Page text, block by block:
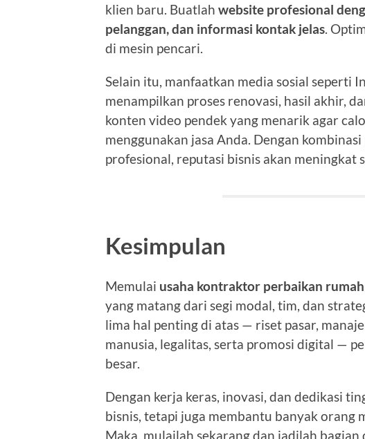
klien baru. Buatlah website profesional
pelanggan, dan informasi kontak jelas .
di mesin pencari.
Selain itu, manfaatkan media sosial seperti
menampilkan proses renovasi, hasil akhir,
konten video pendek yang menarik agar
menggunakan jasa Anda. Dengan
profesional, reputasi bisnis akan meningkat
Kesimpulan
Memulai usaha kontraktor perbaikan
yang matang dari segi modal, tim, dan
lima hal penting di atas — riset pasar,
manusia, legalitas, serta promosi digital —
besar.
Dengan kerja keras, inovasi, dan dedikasi
bisnis, tetapi juga membantu banyak orang
Maka, mulailah sekarang dan jadilah